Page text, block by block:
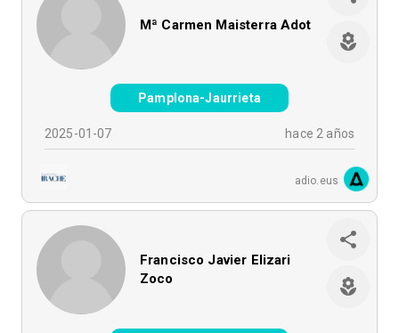
Mª Carmen Maisterra Adot
Pamplona-Jaurrieta
2025-01-07 hace 2 años
adio.eus
Francisco Javier Elizari
Zoco